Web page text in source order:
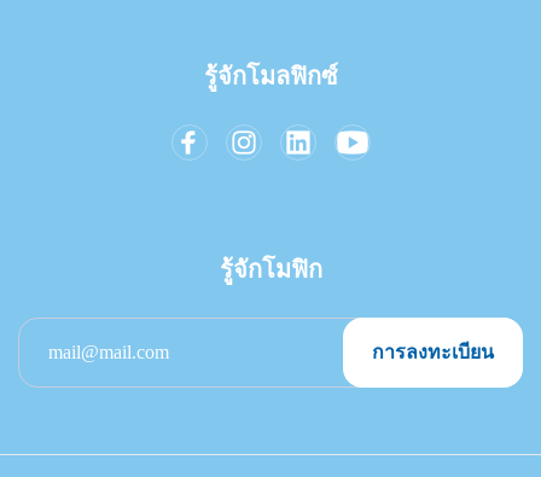
รู้จักโมลฟิกซ์
รู้จักโมฟิก
การลงทะเบียน